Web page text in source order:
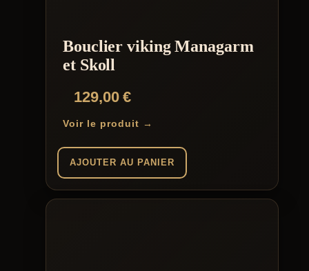
Bouclier viking Managarm
et Skoll
129,00€
Voir le produit →
AJOUTER AU PANIER